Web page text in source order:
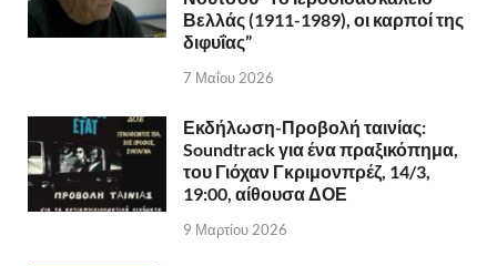
Βελλάς (1911-1989), οι καρποί της
διφυΐας”
7 Μαΐου 2026
Εκδήλωση-Προβολή ταινίας:
Soundtrack για ένα πραξικόπημα,
του Γιόχαν Γκριμονπρέζ, 14/3,
19:00, αίθουσα ΔΟΕ
9 Μαρτίου 2026